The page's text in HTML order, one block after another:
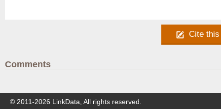
Cite this
Comments
© 2011-2026 LinkData, All rights reserved.